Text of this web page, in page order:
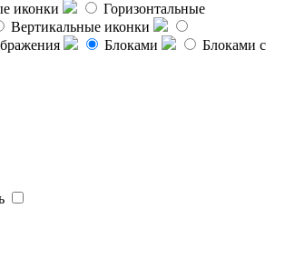
иконки
Горизонтальные
Вертикальные иконки
Блоками
Блоками с